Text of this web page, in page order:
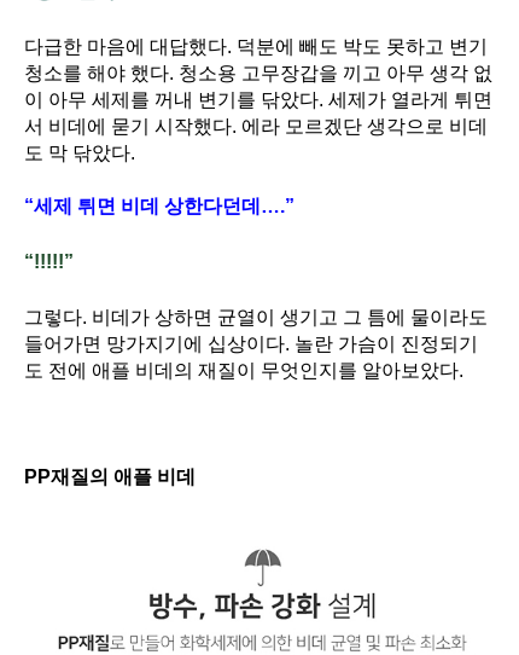
다급한 마음에 대답했다. 덕분에 빼도 박도 못하고 변기
청소를 해야 했다. 청소용 고무장갑을 끼고 아무 생각 없
이 아무 세제를 꺼내 변기를 닦았다. 세제가 열라게 튀면
서 비데에 묻기 시작했다. 에라 모르겠단 생각으로 비데
도 막 닦았다.
“세제 튀면 비데 상한다던데….”
“!!!!!”
그렇다. 비데가 상하면 균열이 생기고 그 틈에 물이라도
들어가면 망가지기에 십상이다. 놀란 가슴이 진정되기
도 전에 애플 비데의 재질이 무엇인지를 알아보았다.
PP재질의 애플 비데